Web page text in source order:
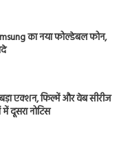
का नया फोल्डेबल फोन,
एक्शन, फिल्में और वेब सीरीज
में दूसरा नोटिस